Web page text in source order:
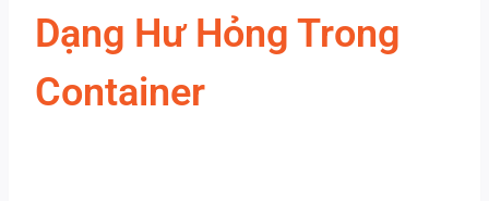
Dạng Hư Hỏng Trong
Container